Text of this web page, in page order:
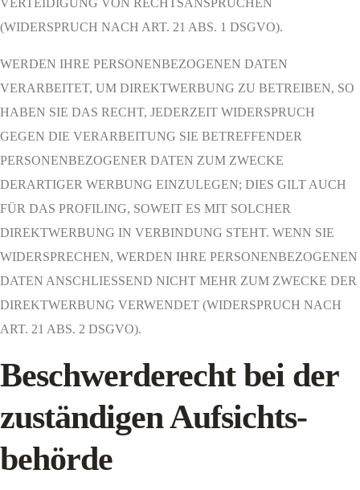
VERTEIDIGUNG VON RECHTSANSPRÜCHEN
(WIDERSPRUCH NACH ART. 21 ABS. 1 DSGVO).
WERDEN IHRE PERSONENBEZOGENEN DATEN
VERARBEITET, UM DIREKTWERBUNG ZU BETREIBEN, SO
HABEN SIE DAS RECHT, JEDERZEIT WIDERSPRUCH
GEGEN DIE VERARBEITUNG SIE BETREFFENDER
PERSONENBEZOGENER DATEN ZUM ZWECKE
DERARTIGER WERBUNG EINZULEGEN; DIES GILT AUCH
FÜR DAS PROFILING, SOWEIT ES MIT SOLCHER
DIREKTWERBUNG IN VERBINDUNG STEHT. WENN SIE
WIDERSPRECHEN, WERDEN IHRE PERSONENBEZOGENEN
DATEN ANSCHLIESSEND NICHT MEHR ZUM ZWECKE DER
DIREKTWERBUNG VERWENDET (WIDERSPRUCH NACH
ART. 21 ABS. 2 DSGVO).
Beschwerde­recht bei der
zuständigen Aufsichts­
behörde